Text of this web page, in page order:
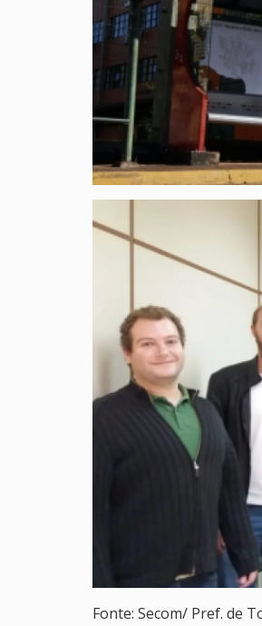
Fonte: Secom/ Pref. de